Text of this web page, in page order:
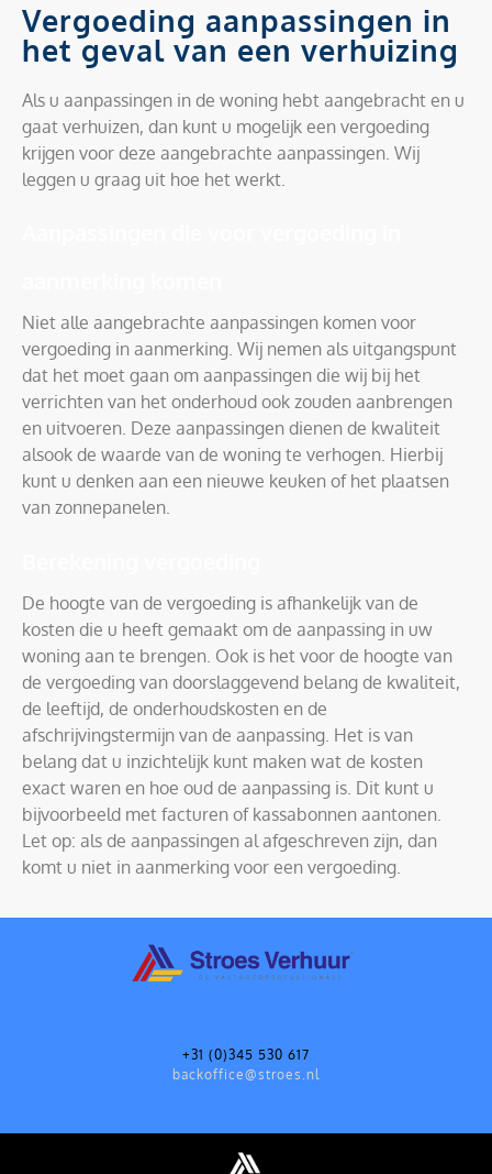
Vergoeding aanpassingen in
het geval van een verhuizing
Als u aanpassingen in de woning hebt aangebracht en u
gaat verhuizen, dan kunt u mogelijk een vergoeding
krijgen voor deze aangebrachte aanpassingen. Wij
leggen u graag uit hoe het werkt.
Niet alle aangebrachte aanpassingen komen voor
vergoeding in aanmerking. Wij nemen als uitgangspunt
dat het moet gaan om aanpassingen die wij bij het
verrichten van het onderhoud ook zouden aanbrengen
en uitvoeren. Deze aanpassingen dienen de kwaliteit
alsook de waarde van de woning te verhogen. Hierbij
kunt u denken aan een nieuwe keuken of het plaatsen
van zonnepanelen.
De hoogte van de vergoeding is afhankelijk van de
kosten die u heeft gemaakt om de aanpassing in uw
woning aan te brengen. Ook is het voor de hoogte van
de vergoeding van doorslaggevend belang de kwaliteit,
de leeftijd, de onderhoudskosten en de
afschrijvingstermijn van de aanpassing. Het is van
belang dat u inzichtelijk kunt maken wat de kosten
exact waren en hoe oud de aanpassing is. Dit kunt u
bijvoorbeeld met facturen of kassabonnen aantonen.
Let op: als de aanpassingen al afgeschreven zijn, dan
komt u niet in aanmerking voor een vergoeding.
+31 (0)345 530 617
backoffice@stroes.nl